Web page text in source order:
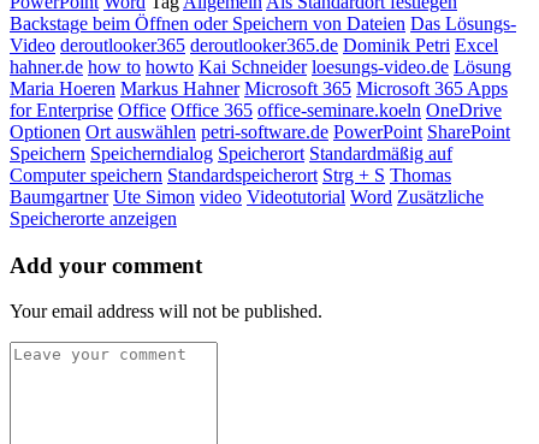
Backstage beim Öffnen oder Speichern von Dateien Das Lösungs-
Video deroutlooker365 deroutlooker365.de Dominik Petri Excel
hahner.de how to howto Kai Schneider loesungs-video.de Lösung
Maria Hoeren Markus Hahner Microsoft 365 Microsoft 365 Apps
for Enterprise Office Office 365 office-seminare.koeln OneDrive
Optionen Ort auswählen petri-software.de PowerPoint SharePoint
Speichern Speicherndialog Speicherort Standardmäßig auf
Computer speichern Standardspeicherort Strg + S Thomas
Baumgartner Ute Simon video Videotutorial Word Zusätzliche
Speicherorte anzeigen
Add your comment
Your email address will not be published.